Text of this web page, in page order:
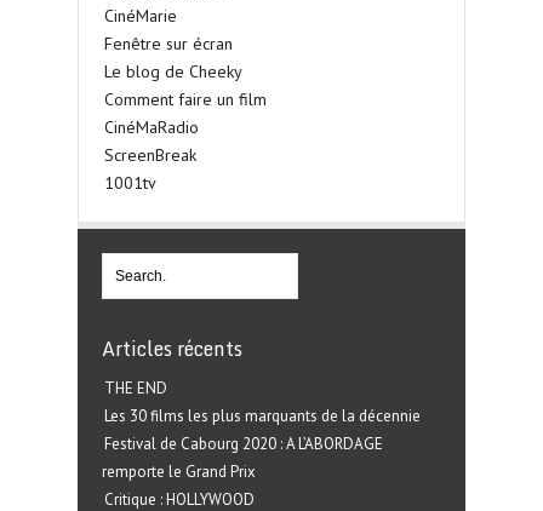
CinéMarie
Fenêtre sur écran
Le blog de Cheeky
Comment faire un film
CinéMaRadio
ScreenBreak
1001tv
Articles récents
THE END
Les 30 films les plus marquants de la décennie
Festival de Cabourg 2020 : A L’ABORDAGE
remporte le Grand Prix
Critique : HOLLYWOOD